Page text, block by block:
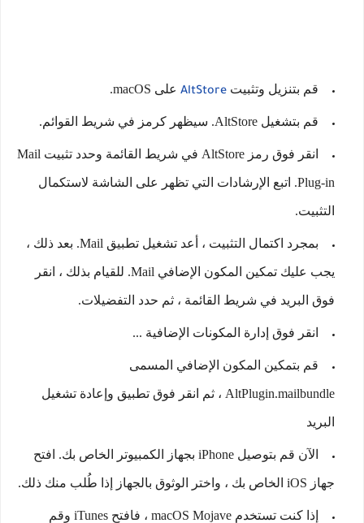
قم بتنزيل وتثبيت AltStore على macOS.
قم بتشغيل AltStore. سيظهر كرمز في شريط القوائم.
انقر فوق رمز AltStore في شريط القائمة وحدد تثبيت Mail
Plug-in. اتبع الإرشادات التي تظهر على الشاشة لاستكمال
التثبيت.
بمجرد اكتمال التثبيت ، أعد تشغيل تطبيق Mail. بعد ذلك ،
يجب عليك تمكين المكون الإضافي Mail. للقيام بذلك ، انقر
فوق البريد في شريط القائمة ، ثم حدد التفضيلات.
انقر فوق إدارة المكونات الإضافية ...
قم بتمكين المكون الإضافي المسمى
AltPlugin.mailbundle ، ثم انقر فوق تطبيق وإعادة تشغيل
البريد
الآن قم بتوصيل iPhone بجهاز الكمبيوتر الخاص بك. افتح
جهاز iOS الخاص بك ، واختر الوثوق بالجهاز إذا طُلب منك ذلك.
إذا كنت تستخدم macOS Mojave ، فافتح iTunes وقم